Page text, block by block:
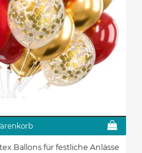
Ballons für festliche Anlässe